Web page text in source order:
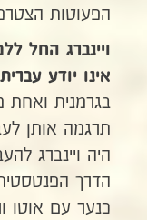
הפעוטות
ויינברג החל
אינו יודע
בגרמנית ואחת
תרגמה אותן
היה ויינברג
הדרך
כנער עם אוטו